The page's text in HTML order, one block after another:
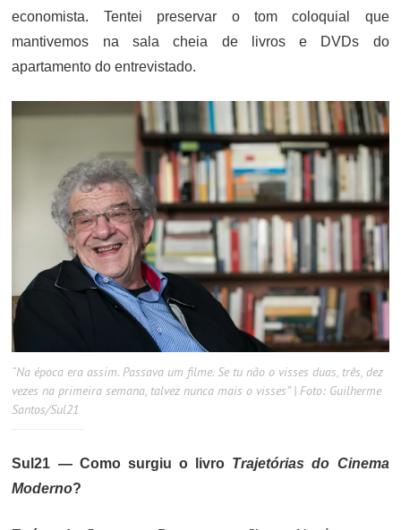
economista. Tentei preservar o tom coloquial que
mantivemos na sala cheia de livros e DVDs do
apartamento do entrevistado.
“Na época era assim. Passava um filme. Se tu não o visses duas, três, dez
vezes na primeira semana, talvez nunca mais o visses” | Foto: Guilherme
Santos/Sul21
Sul21 — Como surgiu o livro Trajetórias do Cinema
Moderno?